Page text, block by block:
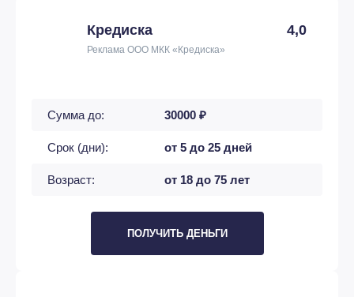
Кредиска 4,0
Реклама ООО МКК «Кредиска»
Сумма до: 30000 ₽
Срок (дни): от 5 до 25 дней
Возраст: от 18 до 75 лет
ПОЛУЧИТЬ ДЕНЬГИ